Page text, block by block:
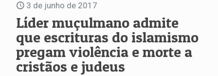
3 de junho de 2017
Líder muçulmano admite
que escrituras do islamismo
pregam violência e morte a
cristãos e judeus